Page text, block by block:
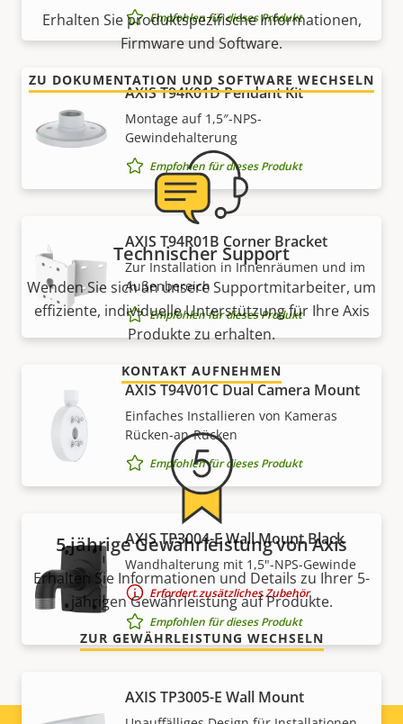
Empfohlen für dieses Produkt
AXIS T94K01D Pendant Kit
Montage auf 1,5″-NPS-
Gewindehalterung
Empfohlen für dieses Produkt
AXIS T94R01B Corner Bracket
Zur Installation in Innenräumen und im
Außenbereich
Empfohlen für dieses Produkt
AXIS T94V01C Dual Camera Mount
Einfaches Installieren von Kameras
Rücken-an-Rücken
Empfohlen für dieses Produkt
AXIS TP3004-E Wall Mount Black
Wandhalterung mit 1,5"-NPS-Gewinde
Erfordert zusätzliches Zubehör
Empfohlen für dieses Produkt
AXIS TP3005-E Wall Mount
Erhalten Sie produktspezifische Informationen,
Firmware und Software.
ZU DOKUMENTATION UND SOFTWARE WECHSELN
Technischer Support
Wenden Sie sich an unsere Supportmitarbeiter, um
effiziente, individuelle Unterstützung für Ihre Axis
Produkte zu erhalten.
KONTAKT AUFNEHMEN
5-jährige Gewährleistung von Axis
Erhalten Sie Informationen und Details zu Ihrer 5-
jährigen Gewährleistung auf Produkte.
ZUR GEWÄHRLEISTUNG WECHSELN